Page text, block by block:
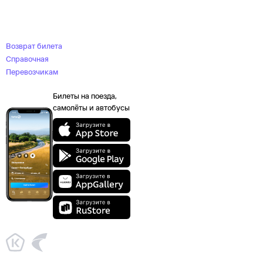
Возврат билета
Справочная
Перевозчикам
Билеты на поезда,
самолёты и автобусы